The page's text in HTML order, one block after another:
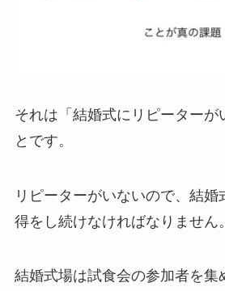
それは「結婚式にリピーターが
とです。
リピーターがいないので、結婚
得をし続けなければなりません。
結婚式場は試食会の参加者を集